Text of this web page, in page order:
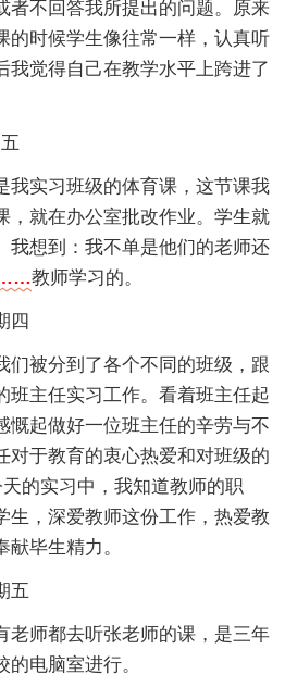
者不回答我所提出的问题。原来
的时候学生像往常一样，认真听
我觉得自己在教学水平上跨进了
我实习班级的体育课，这节课我
，就在办公室批改作业。学生就
我想到：我不单是他们的老师还
……教师学习的。
四
们被分到了各个不同的班级，跟
班主任实习工作。看着班主任起
慨起做好一位班主任的辛劳与不
对于教育的衷心热爱和对班级的
的实习中，我知道教师的职
生，深爱教师这份工作，热爱教
毕生精力。
五
老师都去听张老师的课，是三年
电脑室进行。